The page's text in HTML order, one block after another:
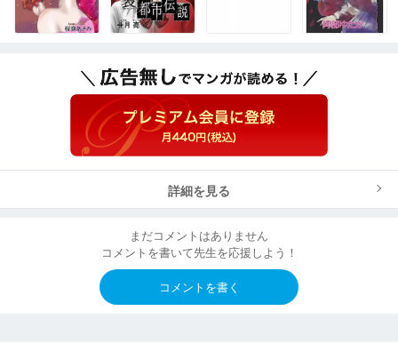
詳細を見る
まだコメントはありません
コメントを書いて先生を応援しよう！
コメントを書く